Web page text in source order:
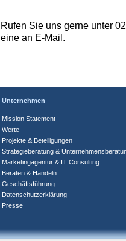
Rufen Sie uns gerne unter
eine an E-Mail.
Unternehmen
Mission Statement
Werte
Projekte & Beteiligungen
Strategieberatung &
Marketingagentur & IT Consulting
Beraten & Handeln
Geschäftsführung
Datenschutzerklärung
Presse